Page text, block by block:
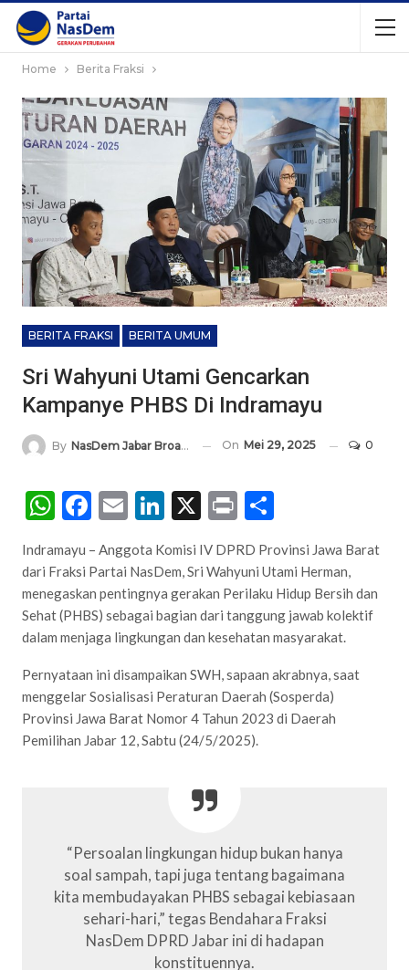
Home Berita Fraksi
BERITA FRAKSI BERITA UMUM
Sri Wahyuni Utami Gencarkan
Kampanye PHBS Di Indramayu
By NasDem Jabar Broadcasting Network On Mei 29, 2025 0
WhatsApp
Facebook
EmailLinkedIn
X Print
Indramayu – Anggota Komisi IV DPRD Provinsi Jawa Barat
dari Fraksi Partai NasDem, Sri Wahyuni Utami Herman,
menegaskan pentingnya gerakan Perilaku Hidup Bersih dan
Sehat (PHBS) sebagai bagian dari tanggung jawab kolektif
dalam menjaga lingkungan dan kesehatan masyarakat.
Pernyataan ini disampaikan SWH, sapaan akrabnya, saat
menggelar Sosialisasi Peraturan Daerah (Sosperda)
Provinsi Jawa Barat Nomor 4 Tahun 2023 di Daerah
Pemilihan Jabar 12, Sabtu (24/5/2025).
“Persoalan lingkungan hidup bukan hanya
soal sampah, tapi juga tentang bagaimana
kita membudayakan PHBS sebagai kebiasaan
sehari-hari,” tegas Bendahara Fraksi
NasDem DPRD Jabar ini di hadapan
konstituennya.